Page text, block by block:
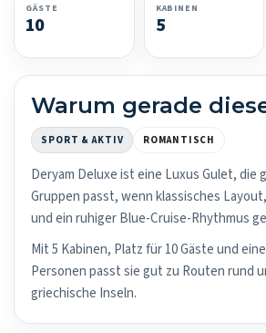
GÄSTE
10
KABINEN
5
Warum gerade
SPORT & AKTIV ROMANTISCH
Deryam Deluxe ist eine Luxus Gulet, die
Gruppen passt, wenn klassisches
und ein ruhiger Blue-Cruise-Rhythmus
Mit 5 Kabinen, Platz für 10 Gäste und
Personen passt sie gut zu Routen rund
griechische Inseln.